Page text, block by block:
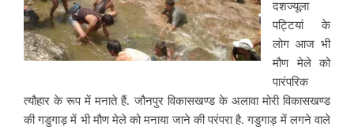
दशज्यूला
पट्टियां के
लोग आज भी
मौण मेले को
पारंपरिक
त्यौहार के रूप में मनाते हैं. जौनपुर विकासखण्ड के अलावा मोरी विकासखण्ड
की गडुगाड़ में भी मौण मेले को मनाया जाने की परंपरा है. गडुगाड़ में लगने वाले